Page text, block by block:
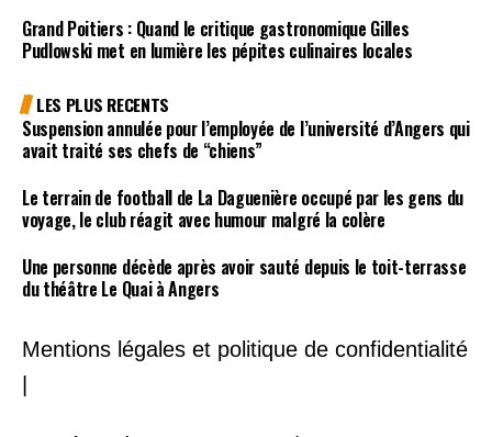
Grand Poitiers : Quand le critique gastronomique Gilles
Pudlowski met en lumière les pépites culinaires locales
LES PLUS RECENTS
Suspension annulée pour l’employée de l’université d’Angers qui
avait traité ses chefs de “chiens”
Le terrain de football de La Daguenière occupé par les gens du
voyage, le club réagit avec humour malgré la colère
Une personne décède après avoir sauté depuis le toit-terrasse
du théâtre Le Quai à Angers
Mentions légales et politique de confidentialité